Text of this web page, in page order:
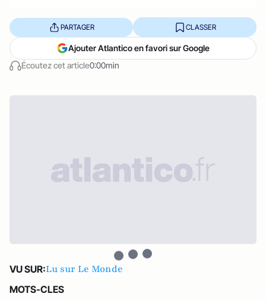
Écoutez cet article0:00min
PARTAGER CLASSER
Ajouter Atlantico en favori sur Google
VU SUR:Lu sur Le Monde
MOTS-CLES